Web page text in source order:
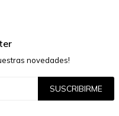
novedades!
SUSCRIBIRME